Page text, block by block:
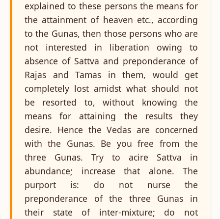
explained to these persons the means for
the attainment of heaven etc., according
to the Gunas, then those persons who are
not interested in liberation owing to
absence of Sattva and preponderance of
Rajas and Tamas in them, would get
completely lost amidst what should not
be resorted to, without knowing the
means for attaining the results they
desire. Hence the Vedas are concerned
with the Gunas. Be you free from the
three Gunas. Try to acire Sattva in
abundance; increase that alone. The
purport is: do not nurse the
preponderance of the three Gunas in
their state of inter-mixture; do not